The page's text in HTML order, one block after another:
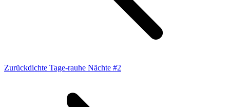
ZurückVorheriger
dichte Tage-rauhe Nächte #2